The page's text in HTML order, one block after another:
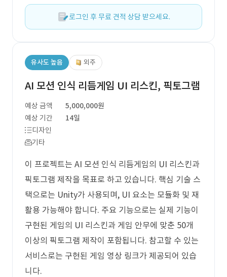
로그인 후 무료 견적 상담 받으세요.
유사도 높음 외주
AI 모션 인식 리듬게임 UI 리스킨, 픽토그램
예상 금액
5,000,000원
예상 기간
14일
디자인
기타
이 프로젝트는 AI 모션 인식 리듬게임의 UI 리스킨과
픽토그램 제작을 목표로 하고 있습니다. 핵심 기술 스
택으로는 Unity가 사용되며, UI 요소는 모듈화 및 재
활용 가능해야 합니다. 주요 기능으로는 실제 기능이
구현된 게임의 UI 리스킨과 게임 안무에 맞춘 50개
이상의 픽토그램 제작이 포함됩니다. 참고할 수 있는
서비스로는 구현된 게임 영상 링크가 제공되어 있습
니다.